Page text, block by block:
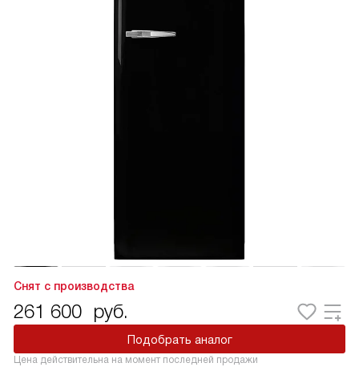
Снят с производства
261 600 руб.
Подобрать аналог
Цена действительна на момент последней продажи